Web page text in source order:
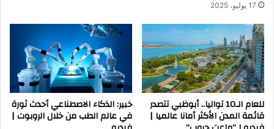
17 يوليو، 2025
للعام الـ10 تواليا.. أبوظبي تتصدر
قائمة المدن الأكثر أمانا عالميا |
خبير: الذكاء الاصطناعي أحدث ثورة
في عالم الطب من خلال الروبوت |